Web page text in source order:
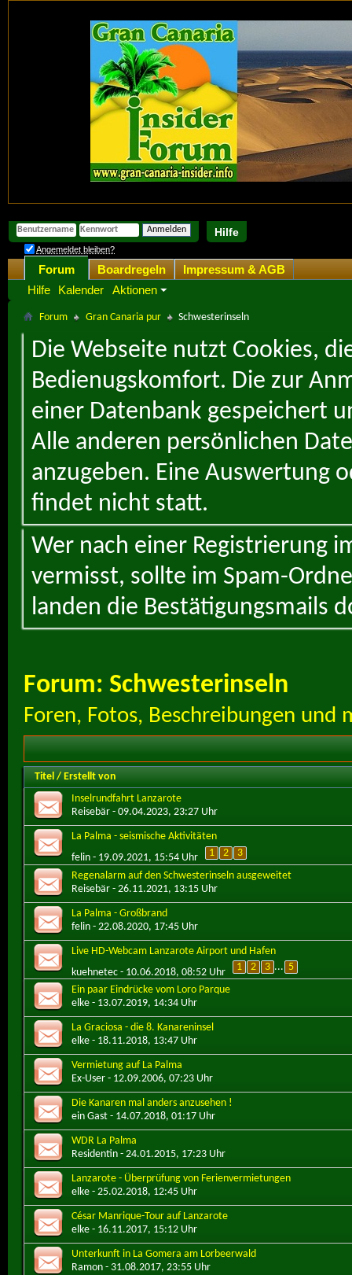
Hilfe
Angemeldet bleiben?
Forum
Hilfe
Kalender Aktionen
Boardregeln Impressum & AGB
Forum Gran Canaria pur Schwesterinseln
Die Webseite nutzt Cookies,
Bedienugskomfort. Die zur
einer Datenbank gespeichert
Alle anderen persönlichen
anzugeben. Eine Auswertung
findet nicht statt.
Wer nach einer Registrierung
vermisst, sollte im Spam-
landen die Bestätigungsmails
Forum: Schwesterinseln
Foren, Fotos, Beschreibungen und
Titel / Erstellt von
Inselrundfahrt Lanzarote
Reisebär - 09.04.2023, 23:27 Uhr
La Palma - seismische Aktivitäten
felin - 19.09.2021, 15:54 Uhr 1 2
3
Regenalarm auf den Schwesterinseln ausgeweitet
Reisebär - 26.11.2021, 13:15 Uhr
La Palma - Großbrand
felin - 22.08.2020, 17:45 Uhr
Live HD-Webcam Lanzarote Airport und Hafen
kuehnetec - 10.06.2018, 08:52 Uhr 1 2 3 ... 5
Ein paar Eindrücke vom Loro Parque
elke - 13.07.2019, 14:34 Uhr
La Graciosa - die 8. Kanareninsel
elke - 18.11.2018, 13:47 Uhr
Vermietung auf La Palma
Ex-User - 12.09.2006, 07:23 Uhr
Die Kanaren mal anders anzusehen !
ein Gast - 14.07.2018, 01:17 Uhr
WDR La Palma
Residentin - 24.01.2015, 17:23 Uhr
Lanzarote - Überprüfung von Ferienvermietungen
elke - 25.02.2018, 12:45 Uhr
César Manrique-Tour auf Lanzarote
elke - 16.11.2017, 15:12 Uhr
Unterkunft in La Gomera am Lorbeerwald
Ramon - 31.08.2017, 23:55 Uhr